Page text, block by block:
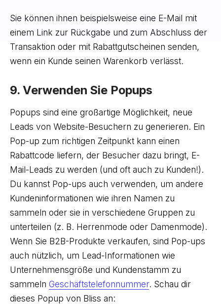
Sie können ihnen beispielsweise eine E-Mail mit
einem Link zur Rückgabe und zum Abschluss der
Transaktion oder mit Rabattgutscheinen senden,
wenn ein Kunde seinen Warenkorb verlässt.
9. Verwenden Sie Popups
Popups sind eine großartige Möglichkeit, neue
Leads von Website-Besuchern zu generieren. Ein
Pop-up zum richtigen Zeitpunkt kann einen
Rabattcode liefern, der Besucher dazu bringt, E-
Mail-Leads zu werden (und oft auch zu Kunden!).
Du kannst Pop-ups auch verwenden, um andere
Kundeninformationen wie ihren Namen zu
sammeln oder sie in verschiedene Gruppen zu
unterteilen (z. B. Herrenmode oder Damenmode).
Wenn Sie B2B-Produkte verkaufen, sind Pop-ups
auch nützlich, um Lead-Informationen wie
Unternehmensgröße und Kundenstamm zu
sammeln Geschäftstelefonnummer. Schau dir
dieses Popup von Bliss an: